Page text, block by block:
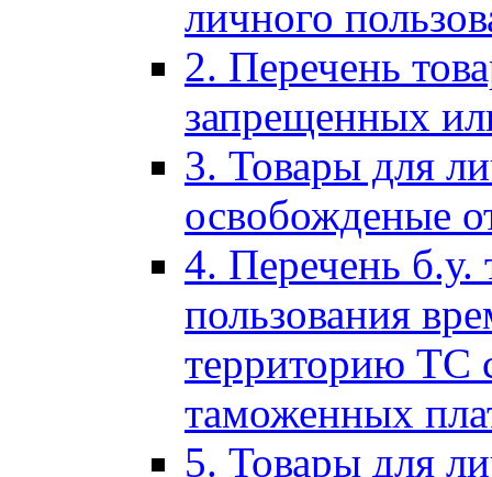
личного
2. Перечень
запрещенных
3. Товары для
освобожденые
4. Перечень б.у.
пользования
территорию ТС
таможенных
5. Товары для